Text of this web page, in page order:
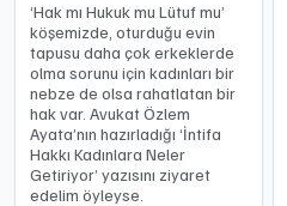
‘Hak mı Hukuk mu Lütuf mu’
köşemizde, oturduğu evin
tapusu daha çok erkeklerde
olma sorunu için kadınları bir
nebze de olsa rahatlatan bir
hak var. Avukat Özlem
Ayata’nın hazırladığı ‘İntifa
Hakkı Kadınlara Neler
Getiriyor’ yazısını ziyaret
edelim öyleyse.